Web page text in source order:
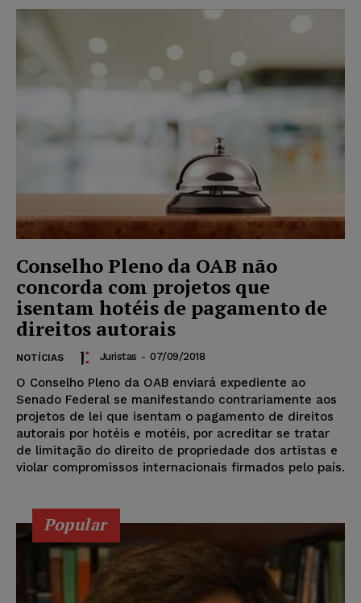
Conselho Pleno da OAB não
concorda com projetos que
isentam hotéis de pagamento de
direitos autorais
NOTÍCIAS Juristas - 07/09/2018
O Conselho Pleno da OAB enviará expediente ao
Senado Federal se manifestando contrariamente aos
projetos de lei que isentam o pagamento de direitos
autorais por hotéis e motéis, por acreditar se tratar
de limitação do direito de propriedade dos artistas e
violar compromissos internacionais firmados pelo país.
Popular